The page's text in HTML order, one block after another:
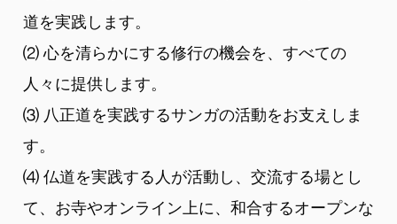
道を実践します。
⑵ 心を清らかにする修行の機会を、すべての
人々に提供します。
⑶ 八正道を実践するサンガの活動をお支えしま
す。
⑷ 仏道を実践する人が活動し、交流する場とし
て、お寺やオンライン上に、和合するオープンな